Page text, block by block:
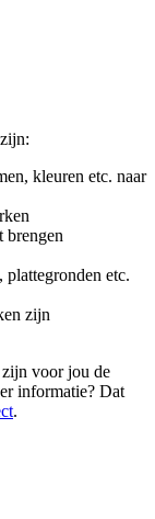
kleuren etc. naar
brengen
plattegronden etc.
zijn
voor jou de
informatie? Dat
.